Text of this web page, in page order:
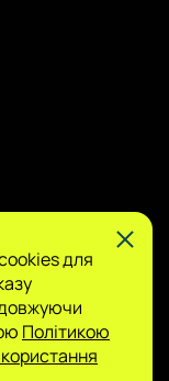
характер.
редакція не
ігор і не
матеріали
для
Політикою